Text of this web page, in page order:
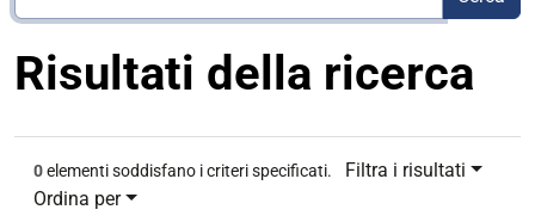
Risultati della ricerca
0elementi soddisfano i criteri specificati.
Filtra i risultati
Ordina per